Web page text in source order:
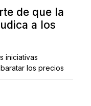
de que la
a los
iniciativas
los precios